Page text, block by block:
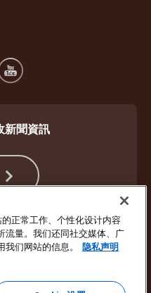
新聞資訊
條款 私隱聲明 Cookie 設定
of America, Inc. 保留所有
新？ 在此處退訂
正常工作、个性化设计内容
流量。我们还同社交媒体、广
们网站的信息。
隐私声明